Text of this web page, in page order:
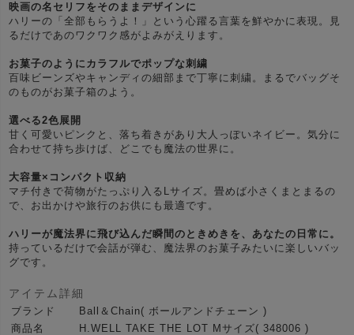
映画の名セリフをそのままデザインに
ハリーの「全部もらうよ！」という心躍る言葉を鮮やかに表現。見
るだけであのワクワク感がよみがえります。
お菓子のようにカラフルでポップな刺繍
百味ビーンズやキャンディの細部まで丁寧に刺繍。まるでバッグそ
のものがお菓子箱のよう。
選べる2色展開
甘く可愛いピンクと、落ち着きがあり大人っぽいネイビー。気分に
合わせて持ち歩けば、どこでも魔法の世界に。
大容量×コンパクト収納
マチ付きで荷物がたっぷり入るLサイズ。畳めば小さくまとまるの
で、お出かけや旅行のお供にも最適です。
ハリーが魔法界に飛び込んだ瞬間のときめきを、あなたの日常に。
持っているだけで会話が弾む、魔法界のお菓子みたいに楽しいバッ
グです。
アイテム詳細
ブランド
Ball＆Chain( ボールアンドチェーン )
商品名
H.WELL TAKE THE LOT Mサイズ( 348006 )